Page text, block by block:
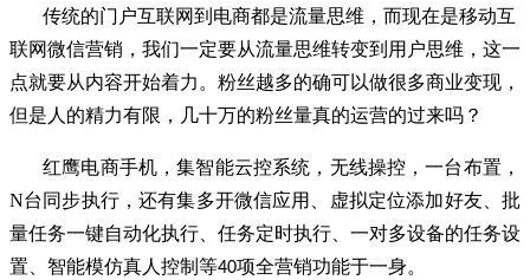
传统的门户互联网到电商都是流量思维，而现在是移动互
联网微信营销，我们一定要从流量思维转变到用户思维，这一
点就要从内容开始着力。粉丝越多的确可以做很多商业变现，
但是人的精力有限，几十万的粉丝量真的运营的过来吗？
红鹰电商手机，集智能云控系统，无线操控，一台布置，
N台同步执行，还有集多开微信应用、虚拟定位添加好友、批
量任务一键自动化执行、任务定时执行、一对多设备的任务设
置、智能模仿真人控制等40项全营销功能于一身。